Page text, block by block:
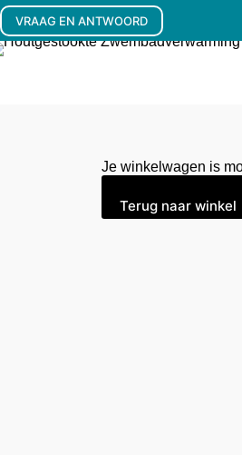
VRAAG EN ANTWOORD
Je winkelwagen is
Terug naar winkel